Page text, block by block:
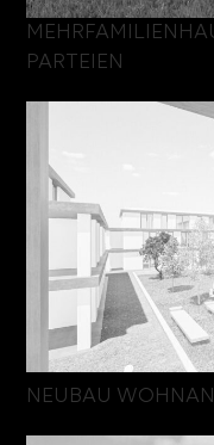
PARTEIEN
NEUBAU